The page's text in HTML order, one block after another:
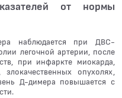
от нормы
наблюдается при ДВС-
легочной артерии, после
при инфаркте миокарда,
злокачественных опухолях,
Д-димера повышается с